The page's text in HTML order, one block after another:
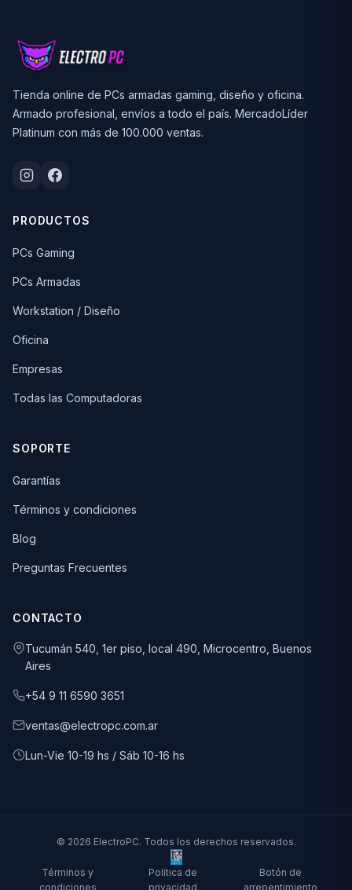
Tienda online de PCs armadas gaming, diseño y oficina.
Armado profesional, envíos a todo el país. MercadoLíder
Platinum con más de 100.000 ventas.
PRODUCTOS
PCs Gaming
PCs Armadas
Workstation / Diseño
Oficina
Empresas
Todas las Computadoras
SOPORTE
Garantías
Términos y condiciones
Blog
Preguntas Frecuentes
CONTACTO
Tucumán 540, 1er piso, local 490, Microcentro, Buenos
Aires
+54 9 11 6590 3651
ventas@electropc.com.ar
Lun-Vie 10-19 hs / Sáb 10-16 hs
© 2026 ElectroPC. Todos los derechos reservados.
Términos y
condiciones
Política de
privacidad
Botón de
arrepentimiento